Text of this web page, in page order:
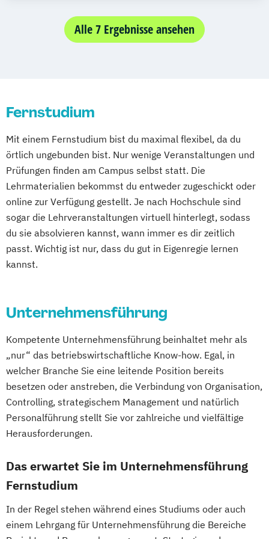
Mediendesign Medieninformatik
Medienmanagement
Online Marketing (DE/EN)
Online-Marketing und E-Commerce
Personalentwicklung
Personalmanagement
Personalmanagement (DE/EN) Pflege
Pflegemanagement Pflegepädagogik
Physiotherapie
Product Management (DE/EN)
Produktdesign
Public Management für
Verwaltungsfachangestellte
Public Relations und Kommunikation
Pädagogik Pädagogik
Bildungsberatung und Leitung
Robotics (DE/EN)
Salesforce and Sales Management (DE/EN)
Softwareentwicklung (DE/EN)
Soziale Arbeit
Soziale Arbeit Schwerpunkt Kinder und
Jugendliche
Wirtschaftsingenieurwesen
Wirtschaftsingenieurwesen und
Wirtschaftspsychologie & Leadership
Wirtschaftspsychologie im Online-
Abendstudium
Wirtschaftsrecht
Wirtschaftswissenschaften
Human Resource Psychologie
Kindheitspädagogik Marketing und Sales
Psychologie des Kindes- und Jugendalters
Soziale Arbeit (zweiphasig)
Sozialmanagement
Sozialpädagogik (einphasig) (B.A.)
Tourismus- und Eventmanagement
UX Design
Unternehmensrecht
Vertriebspsychologie
MA Psychoanalyse – Master of Arts in
Psychoanalyse
Alle 7 Ergebnisse ansehen
Fernstudium
Mit einem Fernstudium bist du maximal flexibel, da du
örtlich ungebunden bist. Nur wenige Veranstaltungen und
Prüfungen finden am Campus selbst statt. Die
Lehrmaterialien bekommst du entweder zugeschickt oder
online zur Verfügung gestellt. Je nach Hochschule sind
sogar die Lehrveranstaltungen virtuell hinterlegt, sodass
du sie absolvieren kannst, wann immer es dir zeitlich
passt. Wichtig ist nur, dass du gut in Eigenregie lernen
kannst.
Unternehmensführung
Kompetente Unternehmensführung beinhaltet mehr als
„nur“ das betriebswirtschaftliche Know-how. Egal, in
welcher Branche Sie eine leitende Position bereits
besetzen oder anstreben, die Verbindung von Organisation,
Controlling, strategischem Management und natürlich
Personalführung stellt Sie vor zahlreiche und vielfältige
Herausforderungen.
Das erwartet Sie im Unternehmensführung
Fernstudium
In der Regel stehen während eines Studiums oder auch
einem Lehrgang für Unternehmensführung die Bereiche